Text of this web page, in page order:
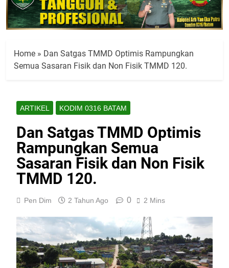
Home » Dan Satgas TMMD Optimis Rampungkan
Semua Sasaran Fisik dan Non Fisik TMMD 120.
ARTIKEL KODIM 0316 BATAM
Dan Satgas TMMD Optimis
Rampungkan Semua
Sasaran Fisik dan Non Fisik
TMMD 120.
Pen Dim 2 Tahun Ago 0 2 Mins